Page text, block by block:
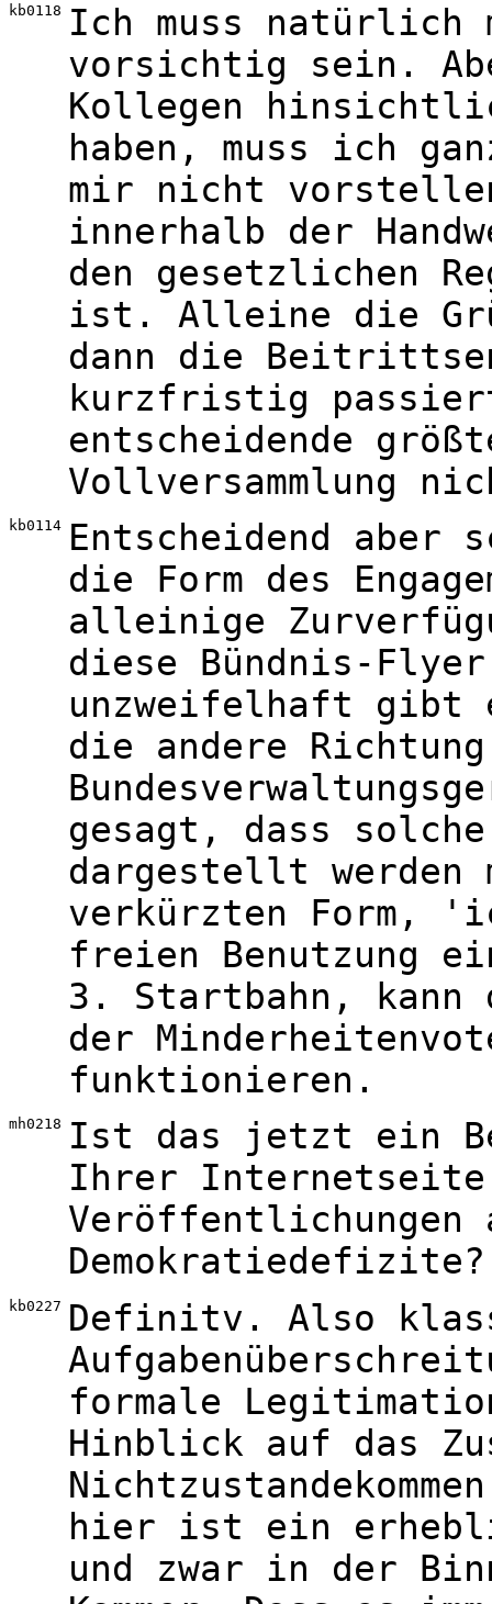
kb0118
Ich muss natürlich
vorsichtig sein.
Kollegen
haben, muss ich
mir nicht
innerhalb der
den gesetzlichen
ist. Alleine die
dann die
kurzfristig
entscheidende
Vollversammlung
kb0114 Entscheidend aber
die Form des
alleinige
diese Bündnis-
unzweifelhaft gibt
die andere
gesagt, dass
dargestellt werden
verkürzten Form,
freien Benutzung
3. Startbahn, kann
der
funktionieren.
mh0218
Ist das jetzt ein
Ihrer Internetseite
Veröffentlichungen
Demokratiedefizite?
kb0227 Definitv. Also
formale
Hinblick auf das
hier ist ein
und zwar in der